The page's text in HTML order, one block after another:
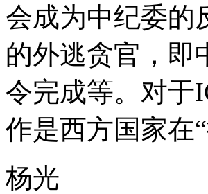
会成为中纪委的
的外逃贪官，即
令完成等。对于
作是西方国家在
杨光